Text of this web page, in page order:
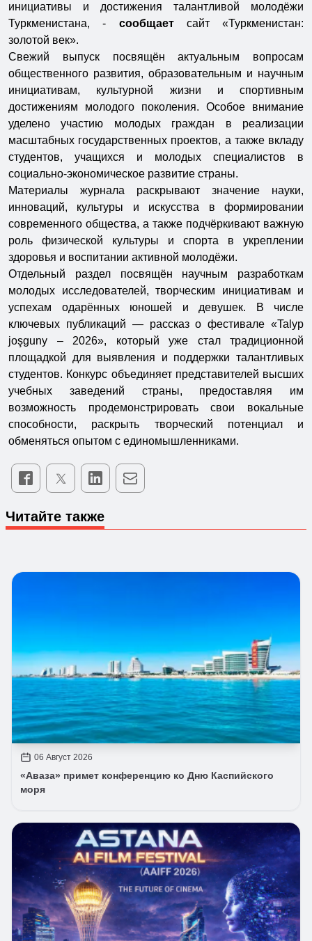
инициативы и достижения талантливой молодёжи
Туркменистана, - сообщаетсайт «Туркменистан:
золотой век».
Свежий выпуск посвящён актуальным вопросам
общественного развития, образовательным и научным
инициативам, культурной жизни и спортивным
достижениям молодого поколения. Особое внимание
уделено участию молодых граждан в реализации
масштабных государственных проектов, а также вкладу
студентов, учащихся и молодых специалистов в
социально-экономическое развитие страны.
Материалы журнала раскрывают значение науки,
инноваций, культуры и искусства в формировании
современного общества, а также подчёркивают важную
роль физической культуры и спорта в укреплении
здоровья и воспитании активной молодёжи.
Отдельный раздел посвящён научным разработкам
молодых исследователей, творческим инициативам и
успехам одарённых юношей и девушек. В числе
ключевых публикаций — рассказ о фестивале «Talyp
joşguny – 2026», который уже стал традиционной
площадкой для выявления и поддержки талантливых
студентов. Конкурс объединяет представителей высших
учебных заведений страны, предоставляя им
возможность продемонстрировать свои вокальные
способности, раскрыть творческий потенциал и
обменяться опытом с единомышленниками.
Читайте также
06 Август 2026
«Аваза» примет конференцию ко Дню Каспийского
моря